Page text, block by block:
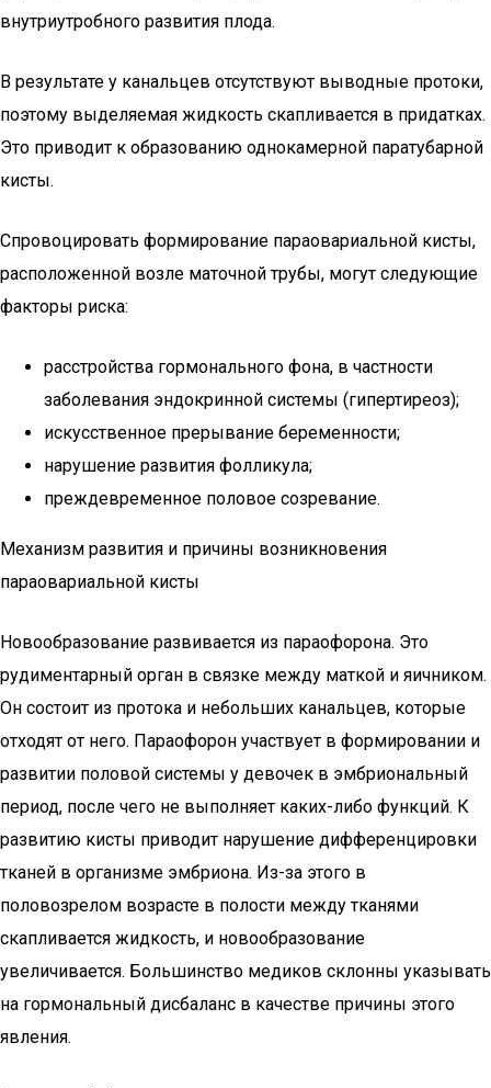
внутриутробного развития плода.
В результате у канальцев отсутствуют выводные протоки,
поэтому выделяемая жидкость скапливается в придатках.
Это приводит к образованию однокамерной паратубарной
кисты.
Спровоцировать формирование параовариальной кисты,
расположенной возле маточной трубы, могут следующие
факторы риска:
расстройства гормонального фона, в частности
заболевания эндокринной системы (гипертиреоз);
искусственное прерывание беременности;
нарушение развития фолликула;
преждевременное половое созревание.
Механизм развития и причины возникновения
параовариальной кисты
Новообразование развивается из параофорона. Это
рудиментарный орган в связке между маткой и яичником.
Он состоит из протока и небольших канальцев, которые
отходят от него. Параофорон участвует в формировании и
развитии половой системы у девочек в эмбриональный
период, после чего не выполняет каких-либо функций. К
развитию кисты приводит нарушение дифференцировки
тканей в организме эмбриона. Из-за этого в
половозрелом возрасте в полости между тканями
скапливается жидкость, и новообразование
увеличивается. Большинство медиков склонны указывать
на гормональный дисбаланс в качестве причины этого
явления.